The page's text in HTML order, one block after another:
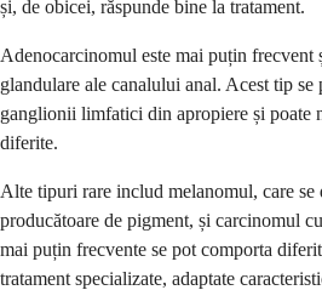
și, de obicei, răspunde bine la tratament.
Adenocarcinomul este mai puțin frecvent
glandulare ale canalului anal. Acest tip se
ganglionii limfatici din apropiere și poate
diferite.
Alte tipuri rare includ melanomul, care se
producătoare de pigment, și carcinomul
mai puțin frecvente se pot comporta
tratament specializate, adaptate